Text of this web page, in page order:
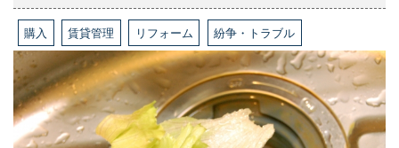
購入 賃貸管理 リフォーム 紛争・トラブル